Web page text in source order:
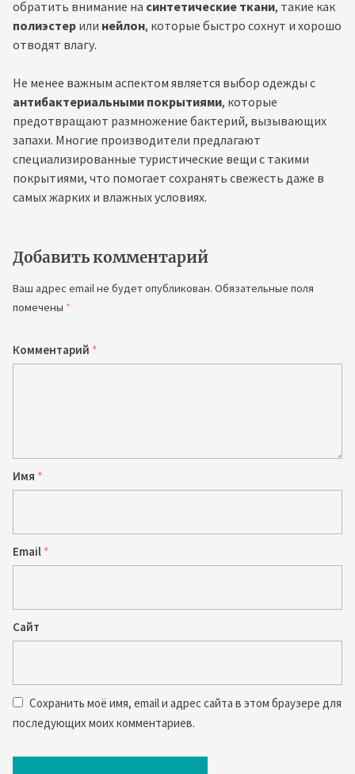
обратить внимание на синтетические ткани, такие как
полиэстер или нейлон, которые быстро сохнут и хорошо
отводят влагу.
Не менее важным аспектом является выбор одежды с
антибактериальными покрытиями, которые
предотвращают размножение бактерий, вызывающих
запахи. Многие производители предлагают
специализированные туристические вещи с такими
покрытиями, что помогает сохранять свежесть даже в
самых жарких и влажных условиях.
Добавить комментарий
Ваш адрес email не будет опубликован. Обязательные поля
помечены *
Комментарий *
Имя *
Email *
Сайт
Сохранить моё имя, email и адрес сайта в этом браузере для
последующих моих комментариев.